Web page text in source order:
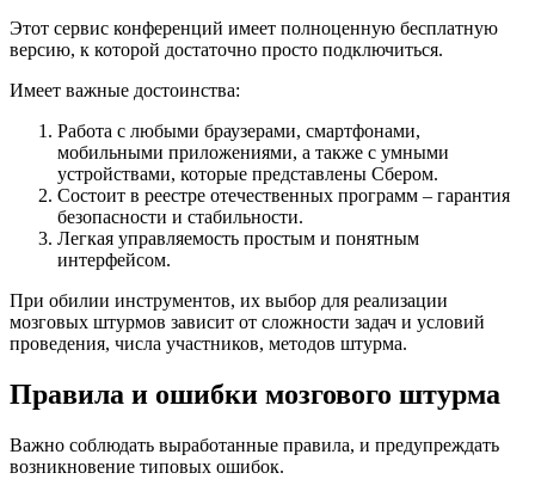
Этот сервис конференций имеет полноценную бесплатную
версию, к которой достаточно просто подключиться.
Имеет важные достоинства:
Работа с любыми браузерами, смартфонами,
мобильными приложениями, а также с умными
устройствами, которые представлены Сбером.
Состоит в реестре отечественных программ – гарантия
безопасности и стабильности.
Легкая управляемость простым и понятным
интерфейсом.
При обилии инструментов, их выбор для реализации
мозговых штурмов зависит от сложности задач и условий
проведения, числа участников, методов штурма.
Правила и ошибки мозгового штурма
Важно соблюдать выработанные правила, и предупреждать
возникновение типовых ошибок.